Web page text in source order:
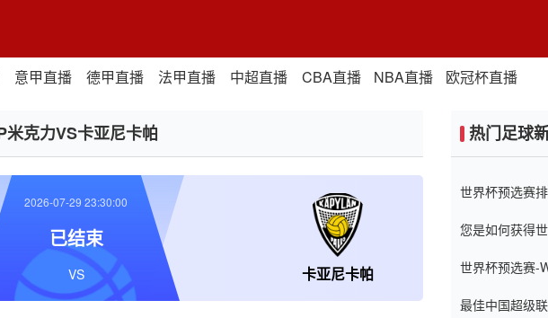
意甲直播 德甲直播 法甲直播 中超直播 CBA直播 NBA直播 欧冠杯直播
米克力VS卡亚尼卡帕
卡亚尼卡帕
2026-07-29 23:30:00
已结束
VS
热门足球
世界杯预选赛
您是如何获得
世界杯预选赛-
最佳中国超级